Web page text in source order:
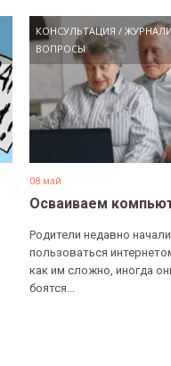
КОНСУЛЬТАЦИЯ /
ВОПРОСЫ
08 май
Осваиваем
Родители недавно начали
пользоваться
как им сложно, иногда
боятся...